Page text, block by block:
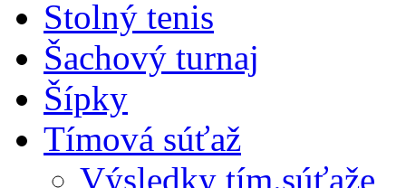
Stolný tenis
Šachový turnaj
Šípky
Tímová súťaž
Výsledky tím.súťaže